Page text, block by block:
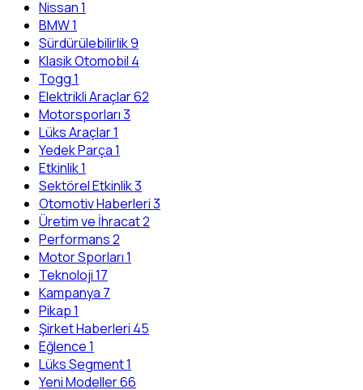
Nissan1
BMW1
Sürdürülebilirlik9
Klasik Otomobil 4
Togg1
Elektrikli Araçlar62
Motorsporları3
Lüks Araçlar1
Yedek Parça1
Etkinlik1
Sektörel Etkinlik3
Otomotiv Haberleri3
Üretim ve İhracat2
Performans2
Motor Sporları1
Teknoloji17
Kampanya 7
Pikap1
Şirket Haberleri 45
Eğlence1
Lüks Segment1
Yeni Modeller66